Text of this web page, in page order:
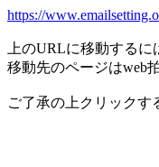
https://
上のURLに移動する
移動先のページはweb
ご了承の上クリックす